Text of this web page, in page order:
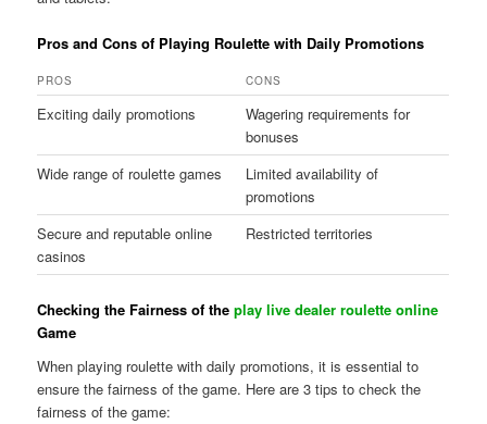
Pros and Cons of Playing Roulette with Daily Promotions
PROS CONS
Exciting daily promotions
Wagering requirements for
bonuses
Wide range of roulette games
Limited availability of
promotions
Secure and reputable online
casinos
Restricted territories
Checking the Fairness of theplay live dealer roulette online
Game
When playing roulette with daily promotions, it is essential to
ensure the fairness of the game. Here are 3 tips to check the
fairness of the game: